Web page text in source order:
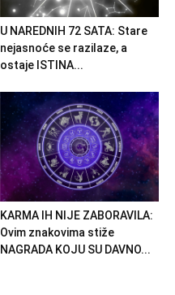
U NAREDNIH 72 SATA: Stare
nejasnoće se razilaze, a
ostaje ISTINA...
KARMA IH NIJE ZABORAVILA:
Ovim znakovima stiže
NAGRADA KOJU SU DAVNO...